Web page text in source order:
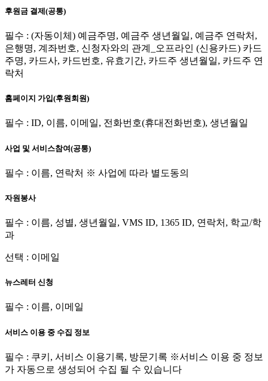
후원금 결제(공통)
필수 : (자동이체) 예금주명, 예금주 생년월일, 예금주 연락처,
은행명, 계좌번호, 신청자와의 관계_오프라인 (신용카드) 카드
주명, 카드사, 카드번호, 유효기간, 카드주 생년월일, 카드주 연
락처
홈페이지 가입(후원회원)
필수 : ID, 이름, 이메일, 전화번호(휴대전화번호), 생년월일
사업 및 서비스참여(공통)
필수 : 이름, 연락처 ※ 사업에 따라 별도동의
자원봉사
필수 : 이름, 성별, 생년월일, VMS ID, 1365 ID, 연락처, 학교/학
과
선택 : 이메일
뉴스레터 신청
필수 : 이름, 이메일
서비스 이용 중 수집 정보
필수 : 쿠키, 서비스 이용기록, 방문기록 ※서비스 이용 중 정보
가 자동으로 생성되어 수집 될 수 있습니다